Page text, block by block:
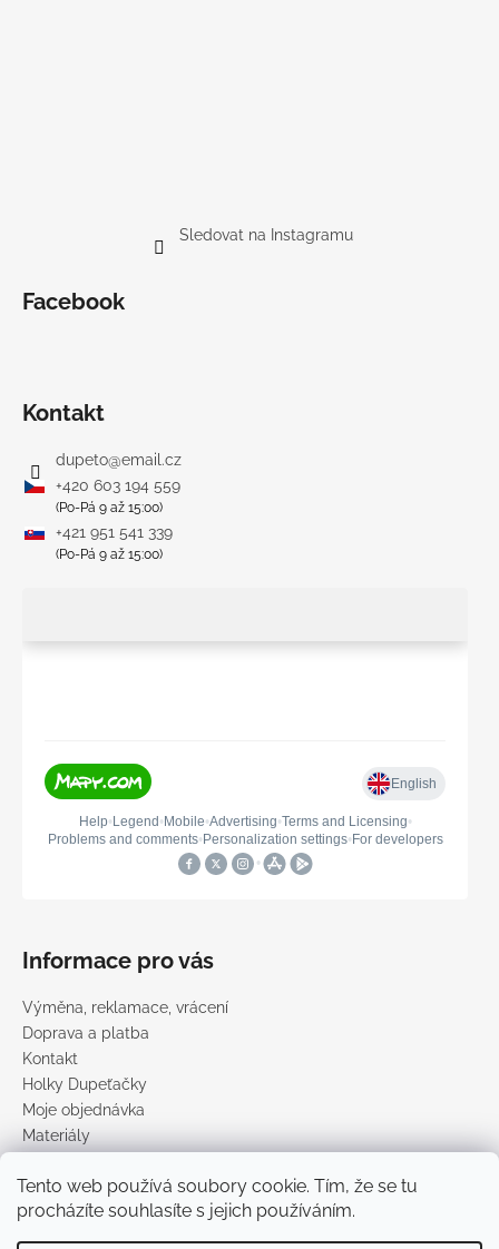
Tento web používá soubory cookie. Tím, že se tu
procházíte souhlasíte s jejich používáním.
Sledovat na Instagramu
Facebook
Kontakt
dupeto@email.cz
+420 603 194 559
(Po-Pá 9 až 15:00)
+421 951 541 339
(Po-Pá 9 až 15:00)
Informace pro vás
Výměna, reklamace, vrácení
Doprava a platba
Kontakt
Holky Dupeťačky
Moje objednávka
Materiály
Podmínky ochrany osobních údajů
Prodávané značky